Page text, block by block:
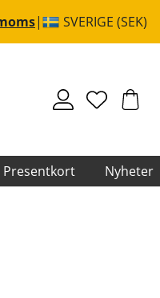
SVERIGE (SEK)
Presentkort Nyheter